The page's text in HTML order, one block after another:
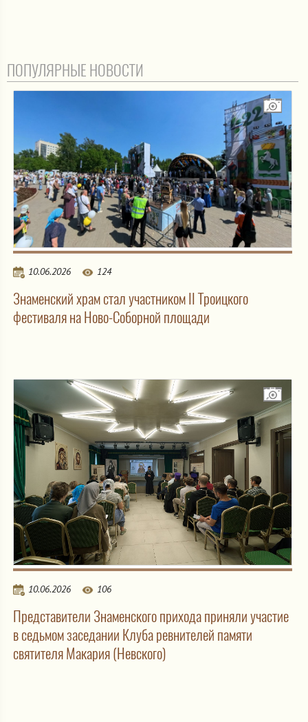
ПОПУЛЯРНЫЕ НОВОСТИ
10.06.2026 124
Знаменский храм стал участником II Троицкого
фестиваля на Ново-Соборной площади
10.06.2026 106
Представители Знаменского прихода приняли участие
в седьмом заседании Клуба ревнителей памяти
святителя Макария (Невского)